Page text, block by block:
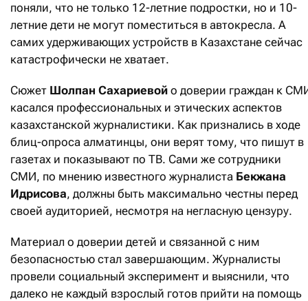
поняли, что не только 12-летние подростки, но и 10-
летние дети не могут поместиться в автокресла. А
самих удерживающих устройств в Казахстане сейчас
катастрофически не хватает.
Сюжет Шолпан Сахариевой о доверии граждан к
касался профессиональных и этических аспектов
казахстанской журналистики. Как признались в ходе
блиц-опроса алматинцы, они верят тому, что пишут в
газетах и показывают по ТВ. Сами же сотрудники
СМИ, по мнению известного журналиста Бекжана
Идрисова, должны быть максимально честны перед
своей аудиторией, несмотря на негласную цензуру.
Материал о доверии детей и связанной с ним
безопасностью стал завершающим. Журналисты
провели социальный эксперимент и выяснили, что
далеко не каждый взрослый готов прийти на помощь